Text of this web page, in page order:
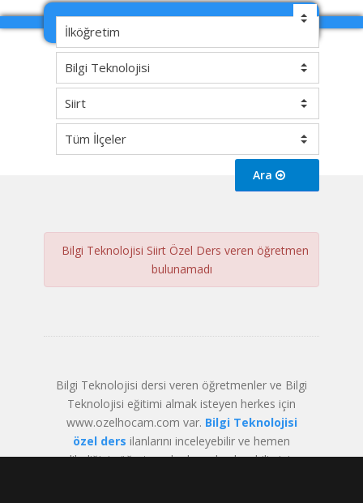
Ara
Bilgi Teknolojisi Siirt Özel Ders veren öğretmen
bulunamadı
Bilgi Teknolojisi dersi veren öğretmenler ve Bilgi
Teknolojisi eğitimi almak isteyen herkes için
www.ozelhocam.com var. Bilgi Teknolojisi
özel ders ilanlarını inceleyebilir ve hemen
dilediğiniz öğretmenle derse başlayabilirsiniz.